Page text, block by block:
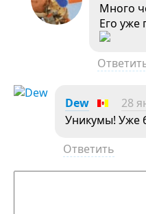
Много
Его уже
Dew 28
Уникумы! Уже
Ответить